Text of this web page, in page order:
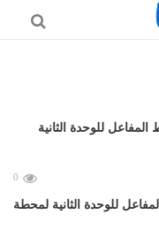
0
للوحدة الثانية لمحطة